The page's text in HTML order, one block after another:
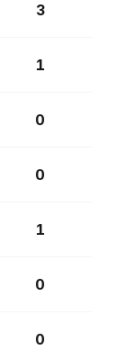
3
1
0
0
1
0
0